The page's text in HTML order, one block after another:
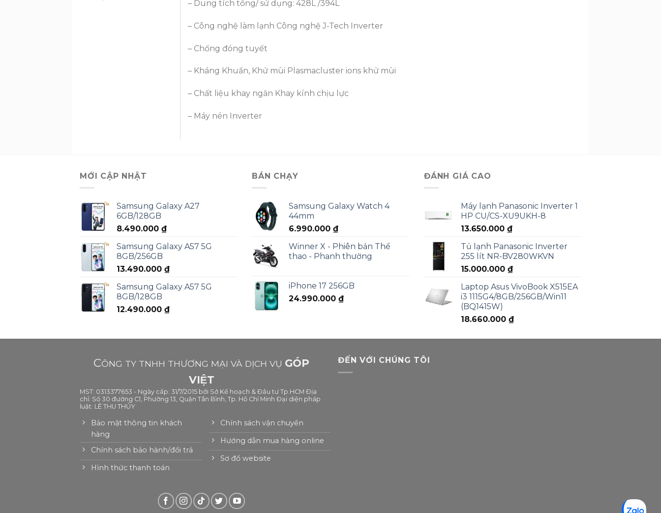
– Dung tích tổng/ sử dụng: 428L /394L
– Công nghệ làm lạnh Công nghệ J-Tech Inverter
– Chống đóng tuyết
– Kháng Khuẩn, Khử mùi Plasmacluster ions khử mùi
– Chất liệu khay ngăn Khay kính chịu lực
– Máy nén Inverter
MỚI CẬP NHẬT
Samsung Galaxy A27
6GB/128GB
8.490.000 ₫
Samsung Galaxy A57 5G
8GB/256GB
13.490.000 ₫
Samsung Galaxy A57 5G
8GB/128GB
12.490.000 ₫
BÁN CHẠY
Samsung Galaxy Watch 4
44mm
6.990.000 ₫
Winner X - Phiên bản Thể
thao - Phanh thường
iPhone 17 256GB
24.990.000 ₫
ĐÁNH GIÁ CAO
Máy lạnh Panasonic Inverter 1
HP CU/CS-XU9UKH-8
13.650.000 ₫
Tủ lạnh Panasonic Inverter
255 lít NR-BV280WKVN
15.000.000 ₫
Laptop Asus VivoBook X515EA
i3 1115G4/8GB/256GB/Win11
(BQ1415W)
18.660.000 ₫
CÔNG TY TNHH THƯƠNG MẠI VÀ DỊCH VỤ GÓP
VIỆT
MST: 0313377653 - Ngày cấp: 31/7/2015 bởi Sở Kế hoạch & Đầu tư Tp.HCM Địa
chỉ: Số 30 đường C1, Phường 13, Quận Tân Bình, Tp. Hồ Chí Minh Đại diện pháp
luật: LÊ THU THỦY
Bảo mật thông tin khách
hàng
Chính sách bảo hành/đổi trả
Hình thức thanh toán
Chính sách vận chuyển
Hướng dẫn mua hàng online
Sơ đồ website
ĐẾN VỚI CHÚNG TÔI